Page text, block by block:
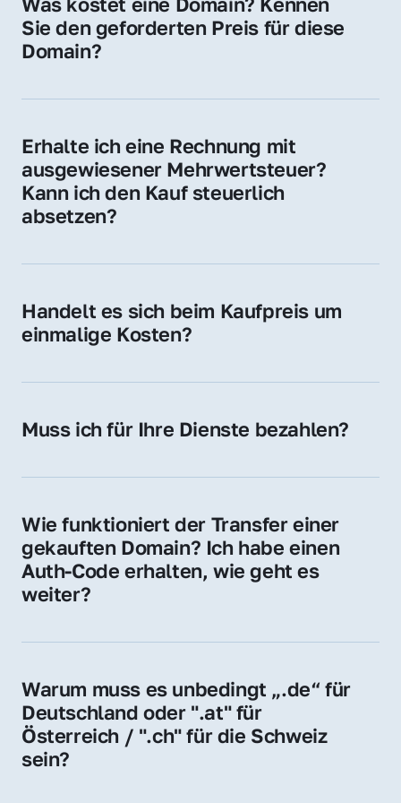
Adressen oder als digitale Investition.
Sie den geforderten Preis für diese
Domain?
Domain liegt ein konkreter Kaufpreis vor –
unverbindliches Angebot.
Erhalte ich eine Rechnung mit
ausgewiesener Mehrwertsteuer?
Kann ich den Kauf steuerlich
absetzen?
Für Unternehmen ist der Kauf in der Regel
Handelt es sich beim Kaufpreis um
einmalige Kosten?
späteren Betrieb der Domain (z. B. beim
Gebühren an. Diese bewegen sich für .de
Muss ich für Ihre Dienste bezahlen?
der Domain – ohne zusätzliche Vermittlungs-
Wie funktioniert der Transfer einer
gekauften Domain? Ich habe einen
Auth-Code erhalten, wie geht es
weiter?
Provider, die Domain zu übernehmen. Gerne
schnellen Prozess.
Warum muss es unbedingt „.de“ für
Deutschland oder ".at" für
Österreich / ".ch" für die Schweiz
sein?